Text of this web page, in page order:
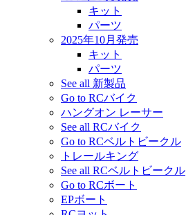
キット
パーツ
2025年10月発売
キット
パーツ
See all 新製品
Go to RCバイク
ハングオン レーサー
See all RCバイク
Go to RCベルトビークル
トレールキング
See all RCベルトビークル
Go to RCボート
EPボート